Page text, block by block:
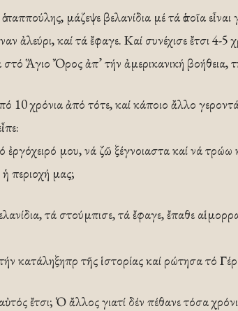
παππούλης, μάζεψε βελανίδια μέ τά ὁποῖα
ἀλεύρι, καί τά ἔφαγε. Καί συνέχισε ἔτσι 4-5
στό Ἅγιο Ὄρος ἀπ’ τήν ἀμερικανική
10 χρόνια ἀπό τότε, καί κάποιο ἄλλο
μου, νά ζῶ ξέγνοιαστα καί νά τρώω
ἡ περιοχή μας;
τά στούμπισε, τά ἔφαγε, ἔπαθε
κατάληξηπρ τῆς ἱστορίας καί ρώτησα τό
ἔτσι; Ὁ ἄλλος γιατί δέν πέθανε τόσα